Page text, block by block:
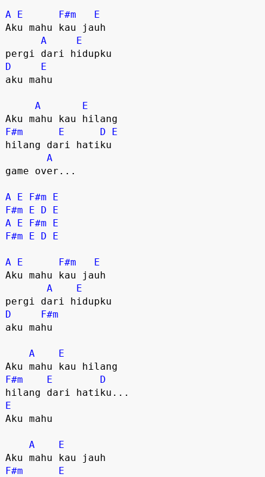
A E F#m
E
Aku mahu kau jauh
A
E
D
E
aku mahu
A
E
F#m
E D
E
hilang dari hatiku
A
game over...
A E F#m
E
F#m
E D
E
A E F#m
E
F#m
E D E
A E F#m
E
Aku mahu kau jauh
A
E
D
F#m
aku mahu
A
E
F#m
E
D
E
Aku mahu
A
E
F#m
E